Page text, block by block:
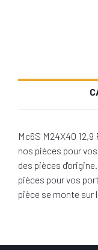
Mc6S M24X40
nos pièces pour
des pièces
pièces pour vos
pièce se monte sur